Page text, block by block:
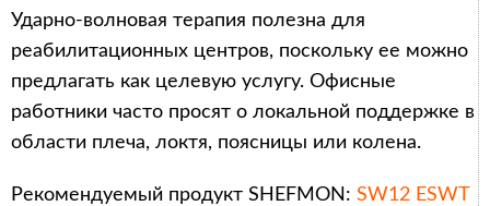
Ударно-волновая терапия полезна для
реабилитационных центров, поскольку ее можно
предлагать как целевую услугу. Офисные
работники часто просят о локальной поддержке в
области плеча, локтя, поясницы или колена.
Рекомендуемый продукт SHEFMON: SW12 ESWT